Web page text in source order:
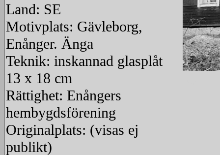
Land: SE
Motivplats: Gävleborg,
Enånger. Änga
Teknik: inskannad glasplåt
13 x 18 cm
Rättighet: Enångers
hembygdsförening
Originalplats: (visas ej
publikt)